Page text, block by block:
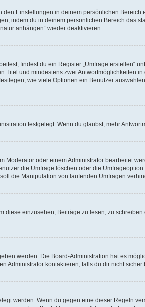
Einstellungen in deinem persönlichen
indem du in deinem persönlichen Bereich
anhängen“ wieder deaktivieren.
findest du ein Register „Umfrage erstellen“
Titel und mindestens zwei
wie viele Optionen ein Benutzer
festgelegt. Wenn du glaubst, mehr
oder einem Administrator bearbeitet
die Umfrage löschen oder die
die Manipulation von laufenden Umfragen
diese einzusehen, Beiträge zu lesen, zu
werden. Die Board-Administration hat es
Administrator kontaktieren, falls du dir nicht
werden. Wenn du gegen eine dieser Regeln